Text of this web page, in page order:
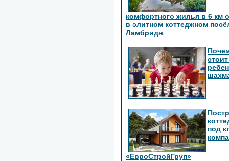
комфортного жилья в 6 км
в элитном коттеджном
Ламбридж
под
«ЕвроСтройГруп»